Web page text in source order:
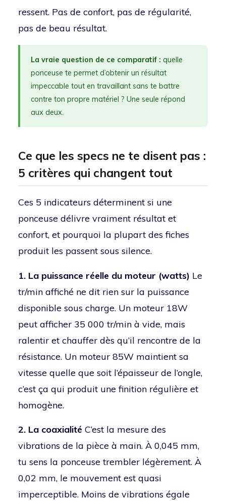
ressent. Pas de confort, pas de régularité,
pas de beau résultat.
La vraie question de ce comparatif : quelle
ponceuse te permet d’obtenir un résultat
impeccable tout en travaillant sans te battre
contre ton propre matériel ? Une seule répond
aux deux.
Ce que les specs ne te disent pas :
5 critères qui changent tout
Ces 5 indicateurs déterminent si une
ponceuse délivre vraiment résultat et
confort, et pourquoi la plupart des fiches
produit les passent sous silence.
1. La puissance réelle du moteur (watts) Le
tr/min affiché ne dit rien sur la puissance
disponible sous charge. Un moteur 18W
peut afficher 35 000 tr/min à vide, mais
ralentir et chauffer dès qu’il rencontre de la
résistance. Un moteur 85W maintient sa
vitesse quelle que soit l’épaisseur de l’ongle,
c’est ça qui produit une finition régulière et
homogène.
2. La coaxialité C’est la mesure des
vibrations de la pièce à main. À 0,045 mm,
tu sens la ponceuse trembler légèrement. À
0,02 mm, le mouvement est quasi
imperceptible. Moins de vibrations égale